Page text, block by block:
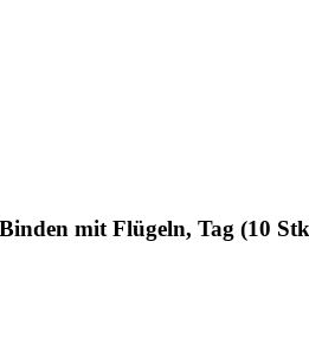
mit Flügeln, Tag (10